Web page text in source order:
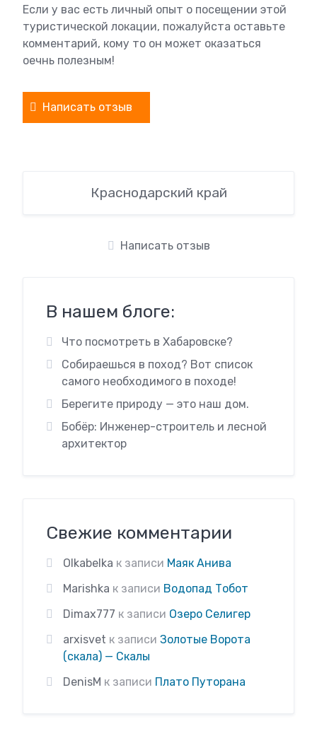
Если у вас есть личный опыт о посещении этой
туристической локации, пожалуйста оставьте
комментарий, кому то он может оказаться
оечнь полезным!
Написать отзыв
Краснодарский край
Написать отзыв
В нашем блоге:
Что посмотреть в Хабаровске?
Собираешься в поход? Вот список
самого необходимого в походе!
Берегите природу — это наш дом.
Бобёр: Инженер-строитель и лесной
архитектор
Свежие комментарии
Olkabelka к записи Маяк Анива
Marishka к записи Водопад Тобот
Dimax777 к записи Озеро Селигер
arxisvet к записи Золотые Ворота
(скала) — Скалы
DenisM к записи Плато Путорана